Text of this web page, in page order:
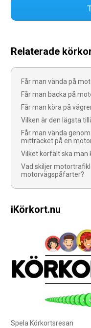
Relaterade
Får man vända på
Får man backa på
Får man köra på
Vilken är den lägsta
Får man vända
mitträcket på en
Vilket körfält ska man
Vad skiljer
motorvägspåfarter?
iKörkort.nu
Spela Körkortsresan